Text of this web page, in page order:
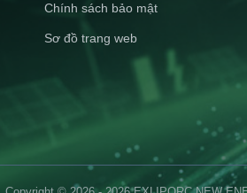
Chính sách bảo mật
Sơ đồ trang web